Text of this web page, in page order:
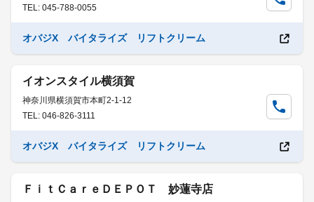
TEL: 045-788-0055
オバジX バイタライズ リフトクリーム
イオンスタイル横須賀
神奈川県横須賀市本町2-1-12
TEL: 046-826-3111
オバジX バイタライズ リフトクリーム
ＦｉｔＣａｒｅＤＥＰＯＴ 妙蓮寺店